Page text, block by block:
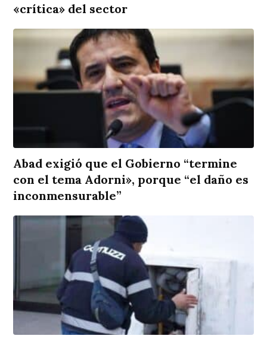
«crítica» del sector
Abad exigió que el Gobierno “termine
con el tema Adorni», porque “el daño es
inconmensurable”